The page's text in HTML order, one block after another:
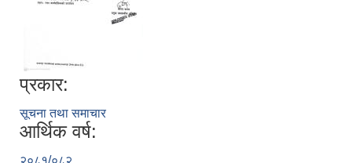
प्रकार:
सूचना तथा समाचार
आर्थिक वर्ष: